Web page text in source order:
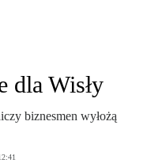
dla Wisły
biznesmen wyłożą